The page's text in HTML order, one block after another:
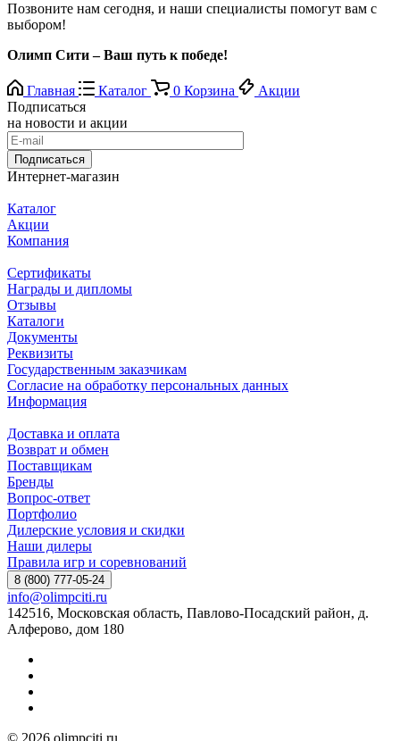
Позвоните нам сегодня, и наши специалисты помогут вам с
выбором!
Олимп Сити – Ваш путь к победе!
Главная Каталог 0 Корзина
Акции
Подписаться
на новости и акции
Подписаться
Интернет-магазин
Каталог
Акции
Компания
Сертификаты
Награды и дипломы
Отзывы
Каталоги
Документы
Реквизиты
Государственным заказчикам
Согласие на обработку персональных данных
Информация
Доставка и оплата
Возврат и обмен
Поставщикам
Бренды
Вопрос-ответ
Портфолио
Дилерские условия и скидки
Наши дилеры
Правила игр и соревнований
8 (800) 777-05-24
info@olimpciti.ru
142516, Московская область, Павлово-Посадский район, д.
Алферово, дом 180
© 2026 olimpciti.ru